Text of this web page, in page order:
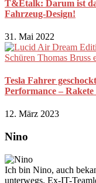
T&Etalk: Darum ist
Fahrzeug-Design!
31. Mai 2022
Tesla Fahrer
Performance –
12. März 2023
Nino
Ich bin Nino, auch
unterwegs. Ex-IT-